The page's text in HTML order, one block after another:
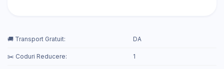
🚚 Transport Gratuit: DA
✂️ Coduri Reducere: 1